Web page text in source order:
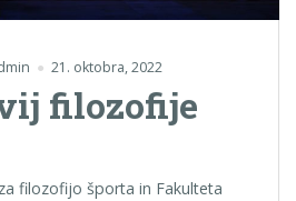
21. oktobra, 2022
filozofije
filozofijo športa in Fakulteta